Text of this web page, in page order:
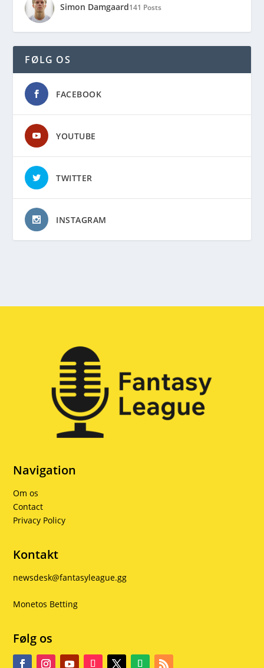
Simon Damgaard141 Posts
FØLG OS
FACEBOOK
YOUTUBE
TWITTER
INSTAGRAM
Navigation
Om os
Contact
Privacy Policy
Kontakt
newsdesk@fantasyleague.gg
Monetos Betting
Følg os